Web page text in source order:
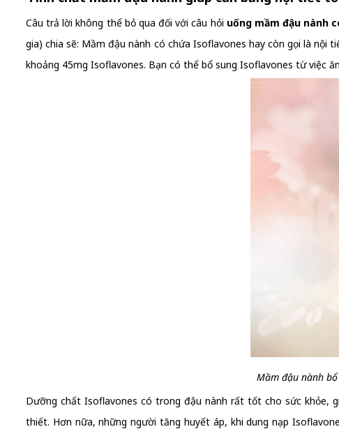
Câu trả lời không thể bỏ qua đối với câu hỏi uống mầm đậu nành
gia) chia sẽ: Mầm đậu nành có chứa Isoflavones hay còn gọi là nội
khoảng 45mg Isoflavones. Bạn có thể bổ sung Isoflavones từ việc
Mầm đậu nành
Dưỡng chất Isoflavones có trong đậu nành rất tốt cho sức khỏe,
thiết. Hơn nữa, những người tăng huyết áp, khi dung nạp